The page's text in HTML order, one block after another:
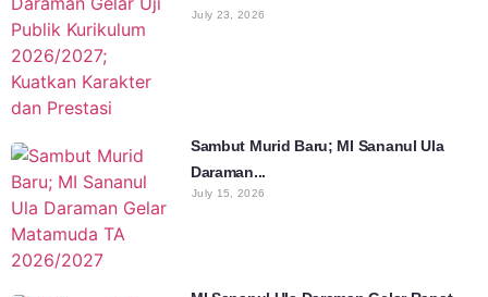
July 23, 2026
Sambut Murid Baru; MI Sananul Ula
Daraman...
July 15, 2026